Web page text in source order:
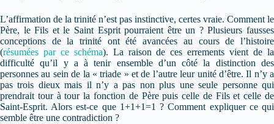
L’affirmation de la trinité n’est pas instinctive, certes vraie. Comment le
Père, le Fils et le Saint Esprit pourraient être un ? Plusieurs fausses
conceptions de la trinité ont été avancées au cours de l’histoire
(résumées par ce schéma). La raison de ces errements vient de la
difficulté qu’il y a à tenir ensemble d’un côté la distinction des
personnes au sein de la « triade » et de l’autre leur unité d’être. Il n’y a
pas trois dieux mais il n’y a pas non plus une seule personne qui
prendrait tour à tour la fonction de Père puis celle de Fils et celle de
Saint-Esprit. Alors est-ce que 1+1+1=1 ? Comment expliquer ce qui
semble être une contradiction ?